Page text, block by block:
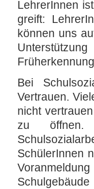
LehrerInnen
greift:
können uns
Bei
Vertrauen.
nicht
zu
SchülerInnen